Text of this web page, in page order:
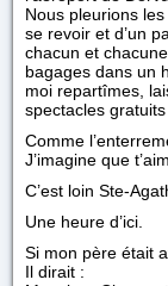
Nous pleurions
se revoir et d’un
chacun et
bagages dans un
moi repartîmes,
spectacles
Comme
J’imagine que
C’est loin Ste-
Une heure d’ici.
Si mon père était
Il dirait :